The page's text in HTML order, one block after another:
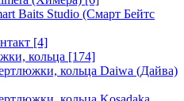
Baits Studio (Смарт Бейтс
[4]
кольца [174]
кольца Daiwa (Дайва)